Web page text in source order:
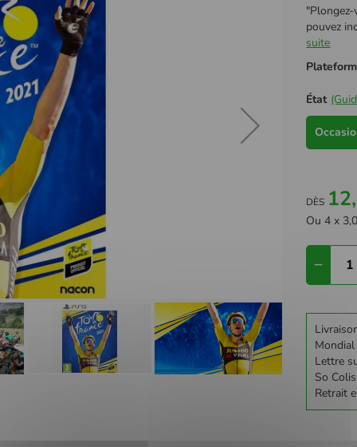
pouvez
suite
État
DÈS
Ou 4 x
Lettre
So
Retrait